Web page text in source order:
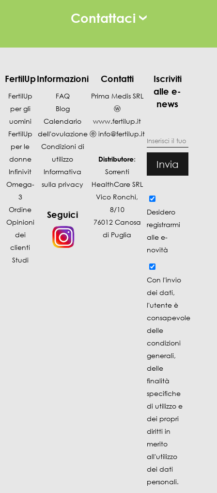
Contattaci
FertilUp
FertilUp
per gli
uomini
FertilUp
per le
donne
Infinivit
Omega-
3
Ordine
Opinioni
dei
clienti
Studi
Informazioni
FAQ
Blog
Calendario
dell'ovulazione
Condizioni di
utilizzo
Informativa
sulla privacy
Seguici
Contatti
Prima Medis SRL
ⓦ
www.fertilup.it
ⓔ info@fertilup.it
Distributore:
Sorrenti
HealthCare SRL
Vico Ronchi,
8/10
76012 Canosa
di Puglia
Iscriviti
alle e-
news
Invia
Desidero
registrarmi
alle e-
novità
Con l'invio
dei dati,
l'utente è
consapevole
delle
condizioni
generali,
delle
finalità
specifiche
di utilizzo e
dei propri
diritti in
merito
all'utilizzo
dei dati
personali.